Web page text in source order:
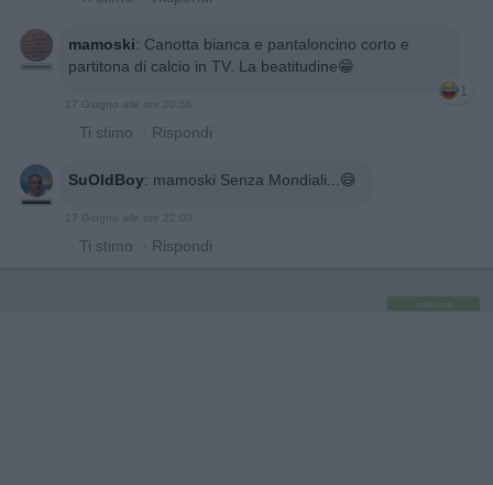
mamoski: Canotta bianca e pantaloncino corto e
partitona di calcio in TV. La beatitudine😁
1
17 Giugno alle ore 20:56
· Ti stimo · Rispondi
SuOldBoy: mamoski Senza Mondiali...😅
17 Giugno alle ore 22:00
· Ti stimo · Rispondi
pubblicità